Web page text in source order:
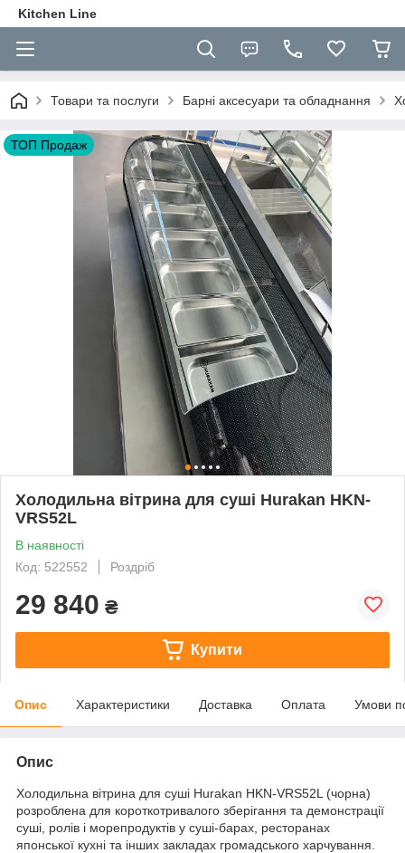
Kitchen Line
Товари та послуги Барні аксесуари та обладнання
ТОП Продаж
Холодильна вітрина для суші Hurakan HKN-
VRS52L
В наявності
Код: 522552
Роздріб
29 840 ₴
Купити
Опис Характеристики Доставка Оплата Умови
Опис
Холодильна вітрина для суші Hurakan HKN-VRS52L (чорна)
розроблена для короткотривалого зберігання та демонстрації
суші, ролів і морепродуктів у суші-барах, ресторанах
японської кухні та інших закладах громадського харчування.